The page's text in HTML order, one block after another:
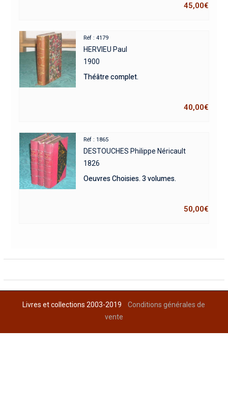
45,00€
Réf : 4179
HERVIEU Paul
1900
Théâtre complet.
40,00€
Réf : 1865
DESTOUCHES Philippe Néricault
1826
Oeuvres Choisies. 3 volumes.
50,00€
Livres et collections 2003-2019Conditions générales de
vente